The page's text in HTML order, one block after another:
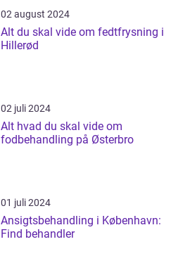
02 august 2024
Alt du skal vide om fedtfrysning i
Hillerød
02 juli 2024
Alt hvad du skal vide om
fodbehandling på Østerbro
01 juli 2024
Ansigtsbehandling i København:
Find behandler